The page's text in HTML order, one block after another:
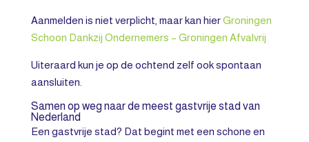
Aanmelden is niet verplicht, maar kan hierGroningen
Schoon Dankzij Ondernemers – Groningen Afvalvrij
Uiteraard kun je op de ochtend zelf ook spontaan
aansluiten.
Samen op weg naar de meest gastvrije stad van
Nederland
Een gastvrije stad? Dat begint met een schone en